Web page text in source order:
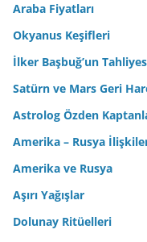
Araba Fiyatları
Okyanus Keşifleri
İlker Başbuğ’un
Satürn ve Mars Geri
Astrolog Özden
Amerika – Rusya
Amerika ve Rusya
Aşırı Yağışlar
Dolunay Ritüelleri